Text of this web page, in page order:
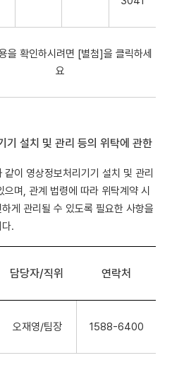
을 확인하시려면 [별첨]을 클릭하세
요
기 설치 및 관리 등의 위탁에 관한
같이 영상정보처리기기 설치 및 관리
으며, 관계 법령에 따라 위탁계약 시
게 관리될 수 있도록 필요한 사항을
.
담당자/직위 연락처
오재영/팀장 1588-6400